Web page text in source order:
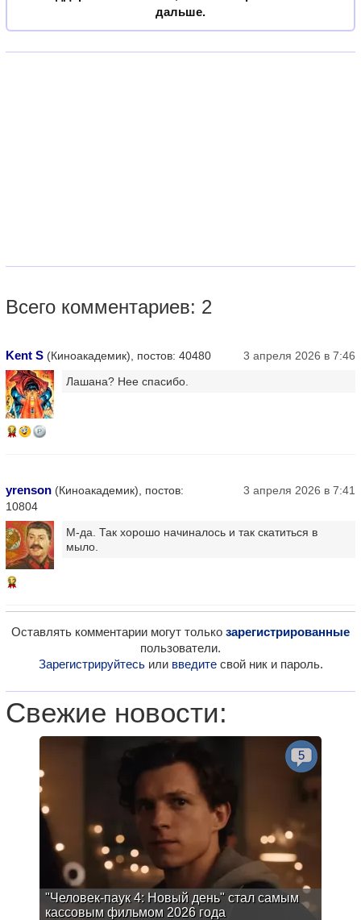
дальше.
Всего комментариев: 2
Kent S (Киноакадемик), постов: 40480 3 апреля 2026 в 7:46
14
Лашана? Нее спасибо.
yrenson (Киноакадемик), постов:
10804
3 апреля 2026 в 7:41
12
М-да. Так хорошо начиналось и так скатиться в
мыло.
Оставлять комментарии могут только зарегистрированные
пользователи.
Зарегистрируйтесьили введитесвой ник и пароль.
Свежие новости:
"Человек-паук 4: Новый день" стал самым
кассовым фильмом 2026 года
5